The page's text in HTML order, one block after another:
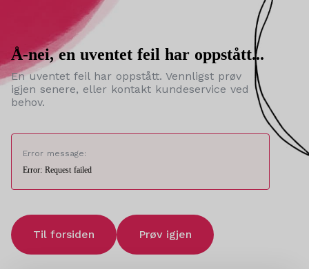
Å-nei, en uventet feil har oppstått...
En uventet feil har oppstått. Vennligst prøv
igjen senere, eller kontakt kundeservice ved
behov.
Error message:
Error: Request failed
Til forsiden Prøv igjen